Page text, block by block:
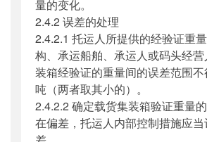
量的变化。
2.4.2 误差的处理
2.4.2.1 托运人所提供的经验证重
构、承运船舶、承运人或码头经
装箱经验证的重量间的误差范围
吨（两者取其小的）。
2.4.2.2 确定载货集装箱验证重量
在偏差，托运人内部控制措施应